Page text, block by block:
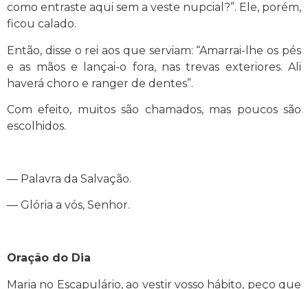
como entraste aqui sem a veste nupcial?”. Ele, porém,
ficou calado.
Então, disse o rei aos que serviam: “Amarrai-lhe os pés
e as mãos e lançai-o fora, nas trevas exteriores. Ali
haverá choro e ranger de dentes”.
Com efeito, muitos são chamados, mas poucos são
escolhidos.
— Palavra da Salvação.
— Glória a vós, Senhor.
Oração do Dia
Maria no Escapulário, ao vestir vosso hábito, peço que